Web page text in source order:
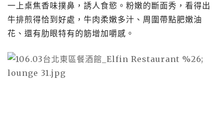
一上桌焦香味撲鼻，誘人食慾。粉嫩的斷面秀，看得出
牛排煎得恰到好處，牛肉柔嫩多汁、周圍帶點肥嫩油
花、還有肋眼特有的筋增加嚼感。